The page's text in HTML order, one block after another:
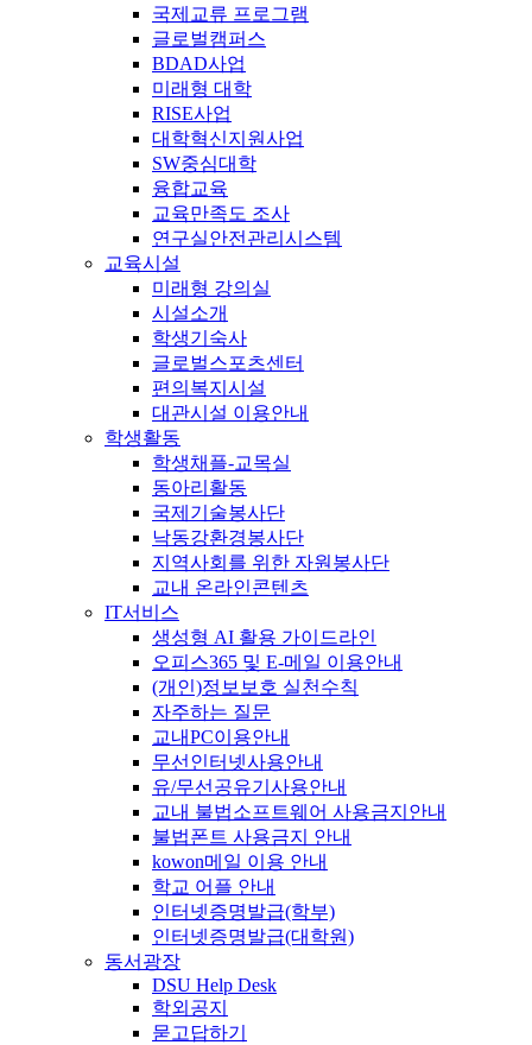
국제교류 프로그램
글로벌캠퍼스
BDAD사업
미래형 대학
RISE사업
대학혁신지원사업
SW중심대학
융합교육
교육만족도 조사
연구실안전관리시스템
교육시설
미래형 강의실
시설소개
학생기숙사
글로벌스포츠센터
편의복지시설
대관시설 이용안내
학생활동
학생채플-교목실
동아리활동
국제기술봉사단
낙동강환경봉사단
지역사회를 위한 자원봉사단
교내 온라인콘텐츠
IT서비스
생성형 AI 활용 가이드라인
오피스365 및 E-메일 이용안내
(개인)정보보호 실천수칙
자주하는 질문
교내PC이용안내
무선인터넷사용안내
유/무선공유기사용안내
교내 불법소프트웨어 사용금지안내
불법폰트 사용금지 안내
kowon메일 이용 안내
학교 어플 안내
인터넷증명발급(학부)
인터넷증명발급(대학원)
동서광장
DSU Help Desk
학외공지
묻고답하기